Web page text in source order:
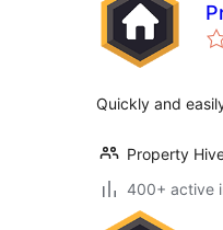
Quickly and
Property
400+ active